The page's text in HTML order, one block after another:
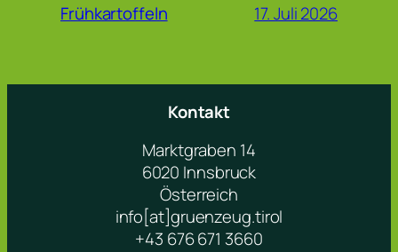
Frühkartoffeln 17. Juli 2026
Kontakt
Marktgraben 14
6020 Innsbruck
Österreich
info[at]gruenzeug.tirol
+43 676 671 3660